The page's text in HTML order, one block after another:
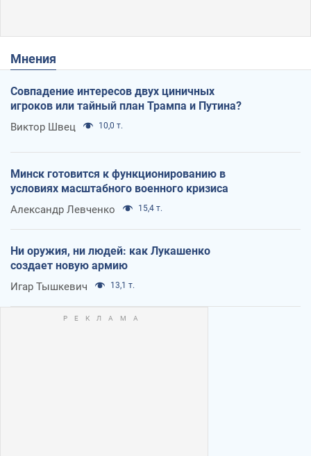
Мнения
Совпадение интересов двух циничных
игроков или тайный план Трампа и Путина?
Виктор Швец 10,0 т.
Минск готовится к функционированию в
условиях масштабного военного кризиса
Александр Левченко 15,4 т.
Ни оружия, ни людей: как Лукашенко
создает новую армию
Игар Тышкевич 13,1 т.